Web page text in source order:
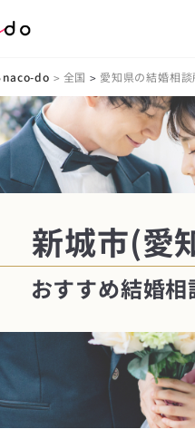
naco-do > 全国 > 愛知県の結婚相談
新城市(愛
おすすめ結婚